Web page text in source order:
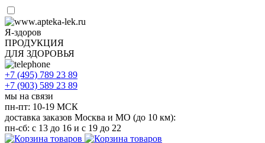
Я-здоров
ПРОДУКЦИЯ
ДЛЯ ЗДОРОВЬЯ
+7 (495) 789 23 89
+7 (903) 589 23 89
мы на связи
пн-пт: 10-19 МСК
доставка заказов Москва и МО (до 10 км):
пн-сб: с 13 до 16 и с 19 до 22